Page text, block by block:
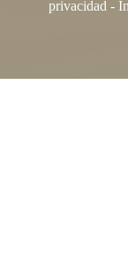
privacidad -